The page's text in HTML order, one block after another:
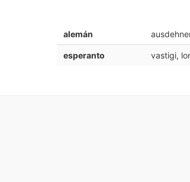
alemán
esperanto vastigi,